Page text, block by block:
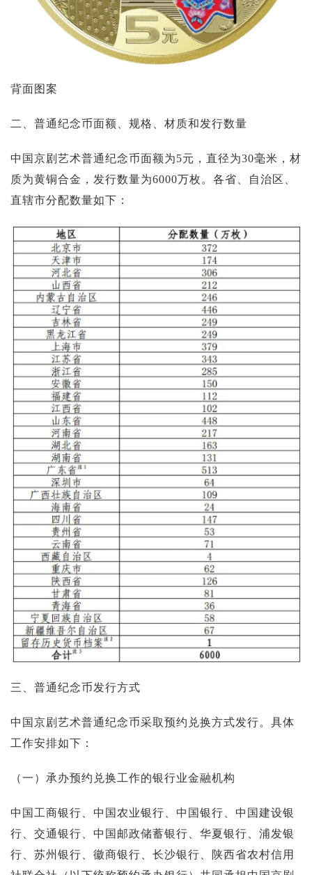
背面图案
二、普通纪念币面额、规格、材质和发行数量
中国京剧艺术普通纪念币面额为5元，直径为30毫米，材
质为黄铜合金，发行数量为6000万枚。各省、自治区、
直辖市分配数量如下：
三、普通纪念币发行方式
中国京剧艺术普通纪念币采取预约兑换方式发行。具体
工作安排如下：
（一）承办预约兑换工作的银行业金融机构
中国工商银行、中国农业银行、中国银行、中国建设银
行、交通银行、中国邮政储蓄银行、华夏银行、浦发银
行、苏州银行、徽商银行、长沙银行、陕西省农村信用